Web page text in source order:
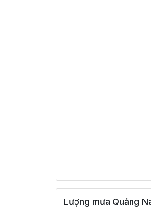
Lượng mưa Quảng